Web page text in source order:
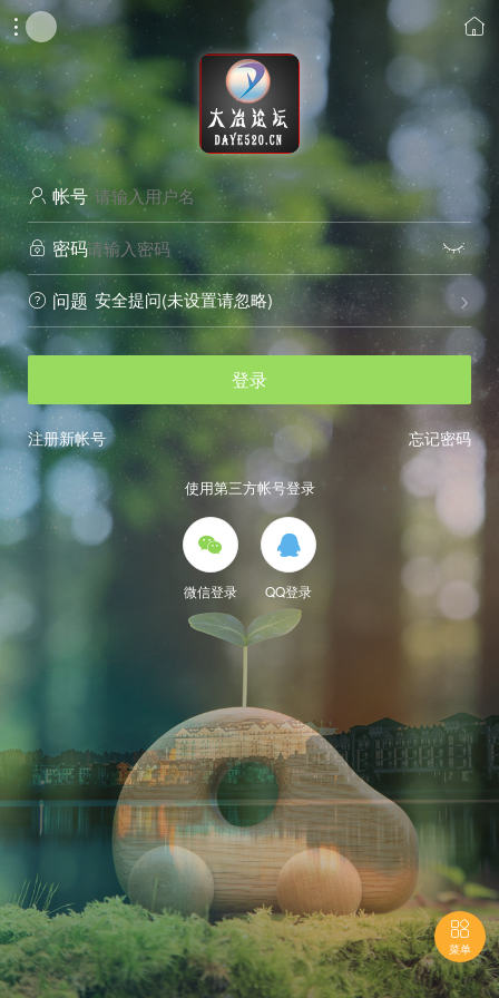
 
 帐号
 密码 
 问题 
安全提问(未设置请忽略)
登录
忘记密码
注册新帐号
使用第三方帐号登录

微信登录

QQ登录

菜单